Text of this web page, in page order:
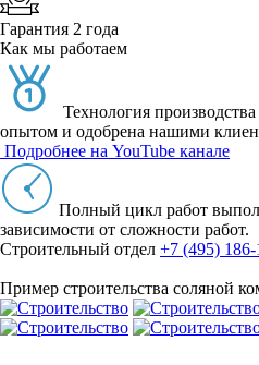
Гарантия 2 года
Как мы работаем
Технология
опытом и одобрена нашими
Подробнее на YouTube канале
Полный цикл работ
зависимости от сложности работ.
Строительный отдел +7 (495)
Пример строительства соляной